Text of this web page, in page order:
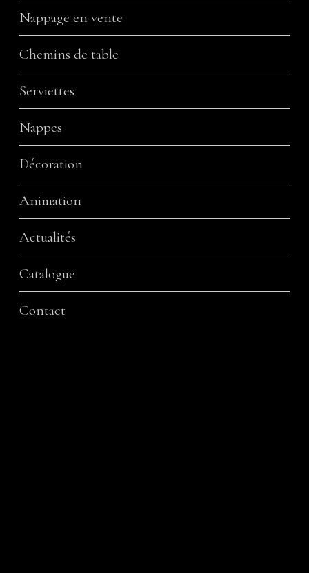
Nappage en vente
Chemins de table
Serviettes
Nappes
Décoration
Animation
Actualités
Catalogue
Contact